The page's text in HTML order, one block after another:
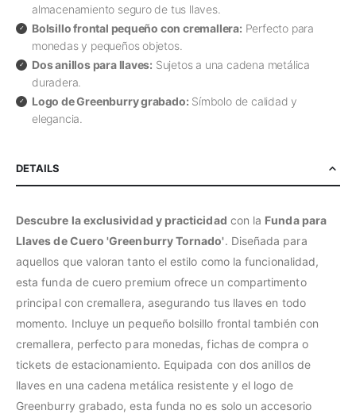
almacenamiento seguro de tus llaves.
Bolsillo frontal pequeño con cremallera: Perfecto para
monedas y pequeños objetos.
Dos anillos para llaves: Sujetos a una cadena metálica
duradera.
Logo de Greenburry grabado: Símbolo de calidad y
elegancia.
DETAILS
Descubre la exclusividad y practicidad con la Funda para
Llaves de Cuero 'Greenburry Tornado'. Diseñada para
aquellos que valoran tanto el estilo como la funcionalidad,
esta funda de cuero premium ofrece un compartimento
principal con cremallera, asegurando tus llaves en todo
momento. Incluye un pequeño bolsillo frontal también con
cremallera, perfecto para monedas, fichas de compra o
tickets de estacionamiento. Equipada con dos anillos de
llaves en una cadena metálica resistente y el logo de
Greenburry grabado, esta funda no es solo un accesorio